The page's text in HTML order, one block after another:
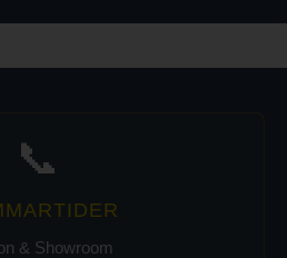
📞
& Showroom